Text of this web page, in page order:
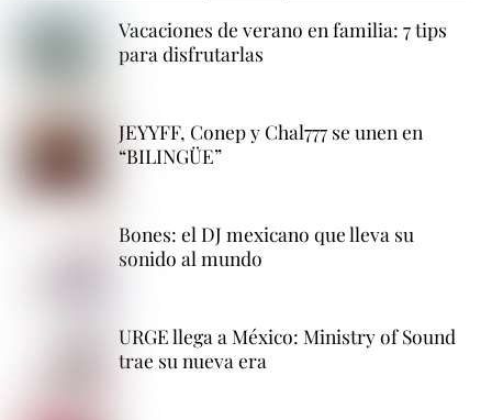
Vacaciones de verano en familia: 7 tips
para disfrutarlas
JEYYFF, Conep y Chal777 se unen en
“BILINGÜE”
Bones: el DJ mexicano que lleva su
sonido al mundo
URGE llega a México: Ministry of Sound
trae su nueva era